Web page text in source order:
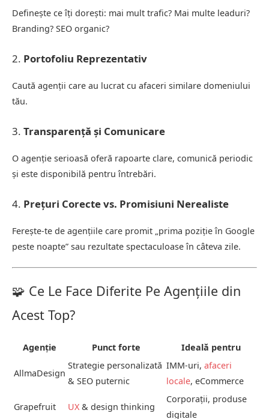
Definește ce îți dorești: mai mult trafic? Mai multe leaduri?
Branding? SEO organic?
2. Portofoliu Reprezentativ
Caută agenții care au lucrat cu afaceri similare domeniului
tău.
3. Transparență și Comunicare
O agenție serioasă oferă rapoarte clare, comunică periodic
și este disponibilă pentru întrebări.
4. Prețuri Corecte vs. Promisiuni Nerealiste
Ferește-te de agențiile care promit „prima poziție în Google
peste noapte” sau rezultate spectaculoase în câteva zile.
🧩 Ce Le Face Diferite Pe Agențiile din
Acest Top?
Agenție Punct forte Ideală pentru
AllmaDesign
Strategie personalizată
& SEO puternic
IMM-uri, afaceri
locale, eCommerce
Grapefruit UX & design thinking
Corporații, produse
digitale